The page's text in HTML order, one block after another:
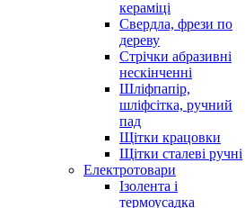
кераміці
Свердла, фрези по
дереву
Стрічки абразивні
нескінченні
Шліфпапір,
шліфсітка, ручний
пад
Щітки крацовки
Щітки сталеві ручні
Електротовари
Ізолента і
термоусадка